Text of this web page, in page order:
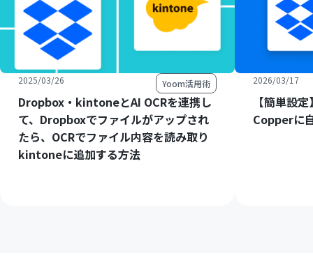
2025/03/26 Yoom活用術
Dropbox・kintoneとAI OCRを連携し
て、Dropboxでファイルがアップされ
たら、OCRでファイル内容を読み取り
kintoneに追加する方法
2026/03/17
【簡単設
Copperに